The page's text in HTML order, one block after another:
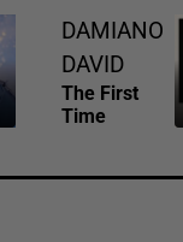
DAMIANO
DAVID
The First
Time